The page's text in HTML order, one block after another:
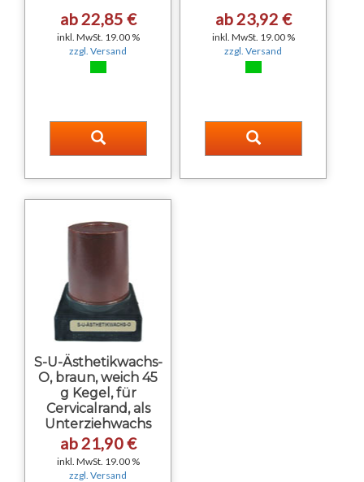
ab 22,85 €
inkl. MwSt. 19.00 %
zzgl. Versand
ab 23,92 €
inkl. MwSt. 19.00 %
zzgl. Versand
S-U-Ästhetikwachs-
O, braun, weich 45
g Kegel, für
Cervicalrand, als
Unterziehwachs
ab 21,90 €
inkl. MwSt. 19.00 %
zzgl. Versand